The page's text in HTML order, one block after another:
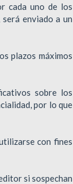
cada uno de los
enviado a un
plazos máximos
sobre los
por lo que
con fines
si sospechan